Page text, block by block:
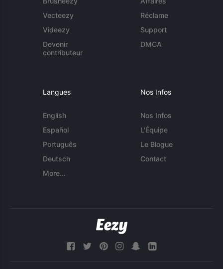
Vecteezy
Videezy
Devenir
contributeur
Réclame
Support
DMCA
Langues
English
Español
Português
Deutsch
More...
Nos Infos
Nos Infos
L'Équipe
Le Blogue
Contact